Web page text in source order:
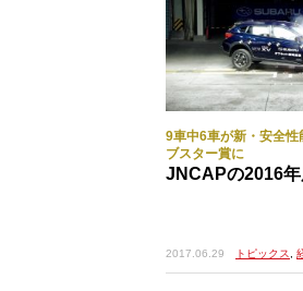
9車中6車が新・安全性
ブスター賞に
JNCAPの2016
2017.06.29 トピックス